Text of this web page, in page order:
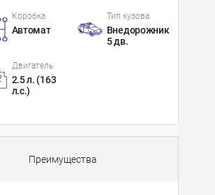
Коробка
Автомат
Тип кузова
Внедорожник
5 дв.
Двигатель
2.5 л. (163
л.с.)
Преимущества